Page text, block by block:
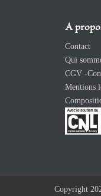
A
Contact
Qui
CGV -
Mentions
Copyright